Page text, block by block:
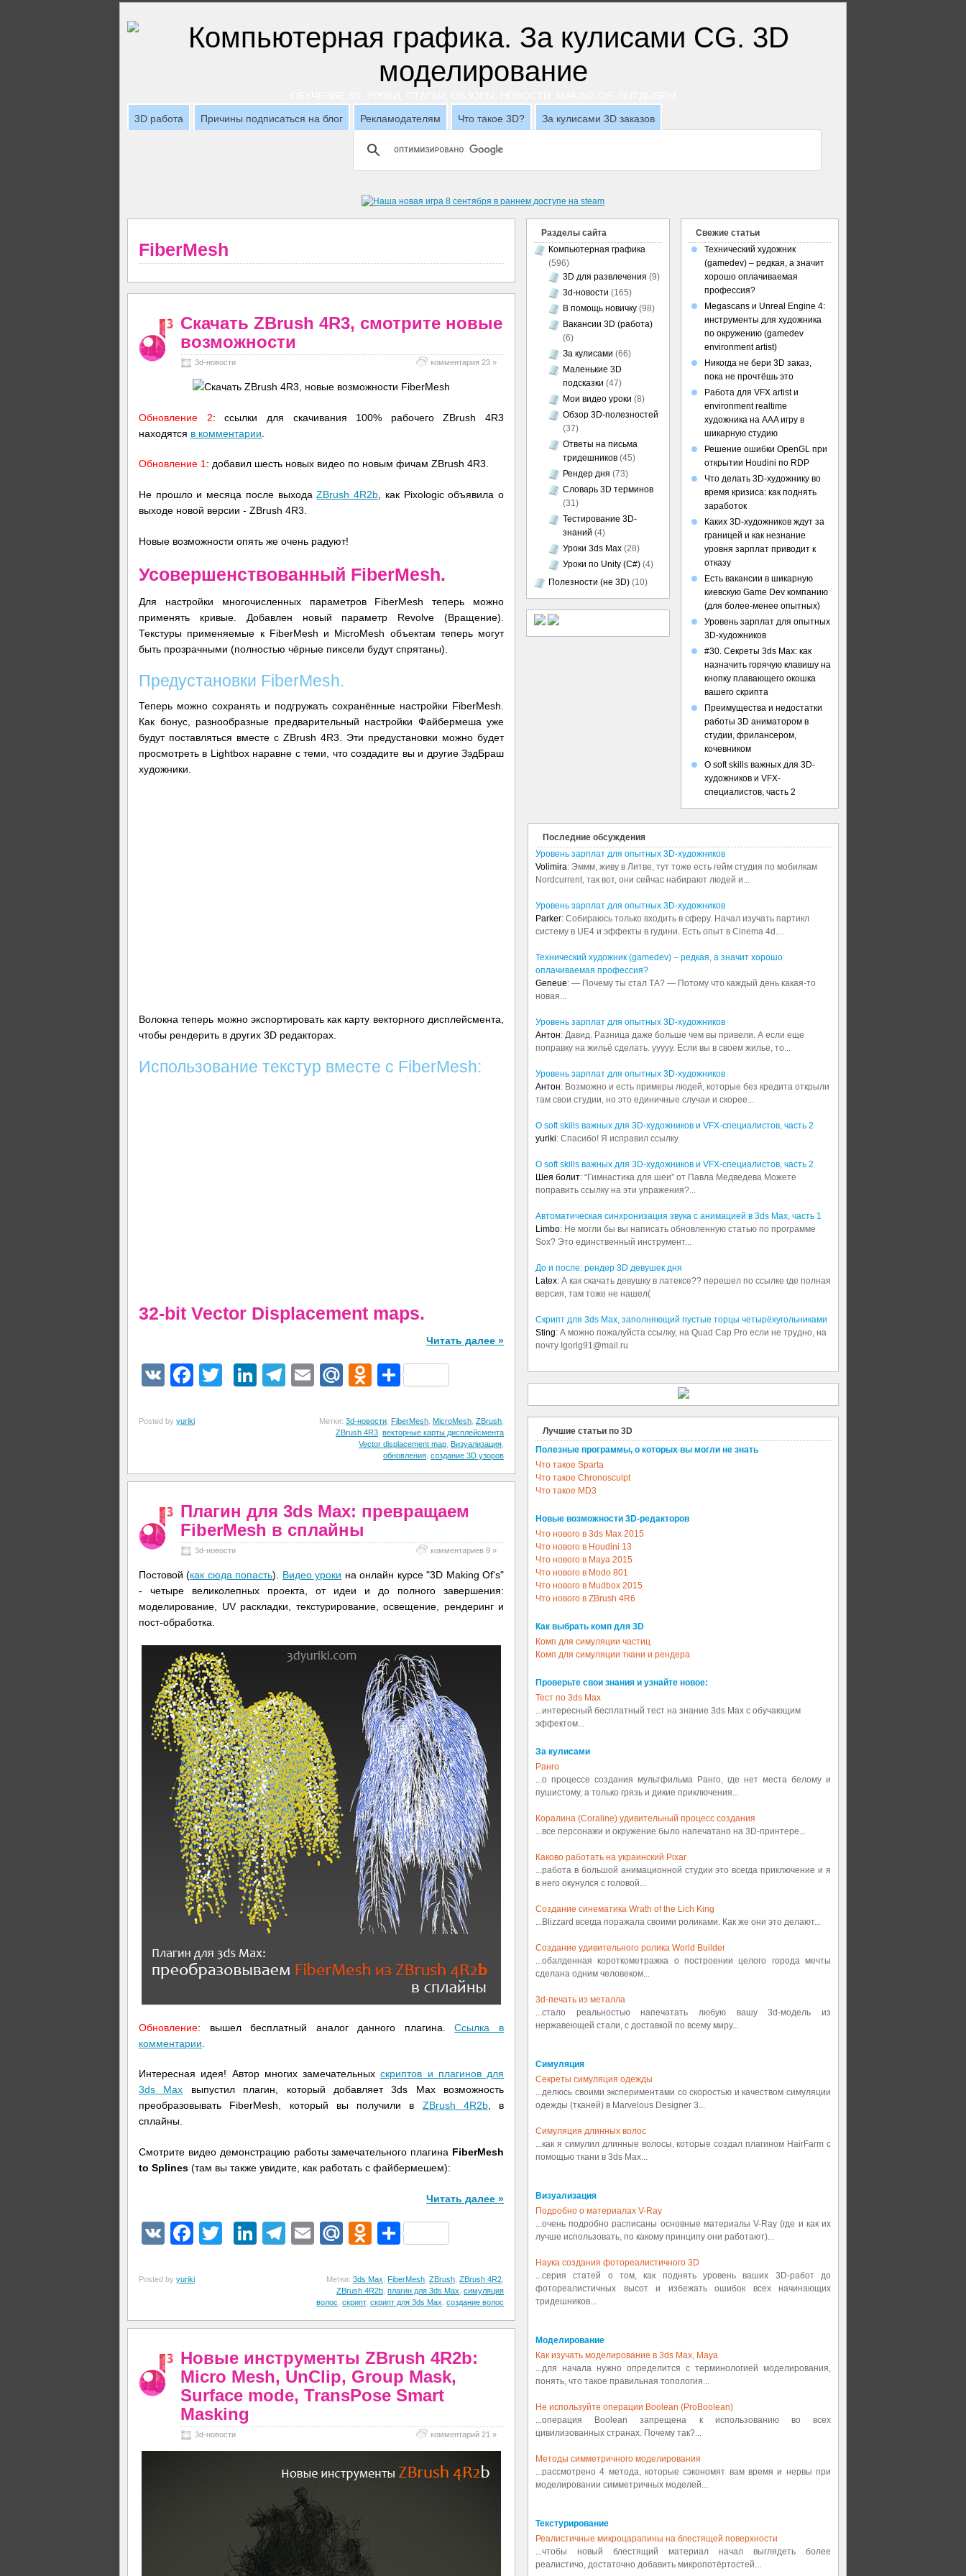
3D работа
Причины подписаться на блог Рекламодателям Что такое 3D? За кулисами 3D заказов
FiberMesh
Скачать ZBrush 4R3, смотрите новые
возможности
3d-новости комментария 23 »
Обновление 2: ссылки для скачивания 100% рабочего ZBrush 4R3
находятся в комментарии
Обновление 1: добавил шесть новых видео по новым фичам ZBrush 4R3.
Не прошло и месяца после выходаZBrush 4R2b, как Pixologic объявила о
выходе новой версии - ZBrush 4R3.
Новые возможности опять же очень радуют!
Усовершенствованный FiberMesh.
Для настройки многочисленных параметров FiberMesh теперь можно
применять кривые. Добавлен новый параметр Revolve (Вращение).
Текстуры применяемые к FiberMesh и MicroMesh объектам теперь могут
быть прозрачными (полностью чёрные пиксели будут спрятаны).
Предустановки FiberMesh.
Теперь можно сохранять и подгружать сохранённые настройки FiberMesh.
Как бонус, разнообразные предварительный настройки Файбермеша уже
будут поставляться вместе с ZBrush 4R3. Эти предустановки можно будет
просмотреть в Lightbox наравне с теми, что создадите вы и другие ЗэдБраш
художники.
Волокна теперь можно экспортировать как карту векторного дисплейсмента,
чтобы рендерить в других 3D редакторах.
Использование текстур вместе с FiberMesh:
32-bit Vector Displacement maps.
Читать далее »
VK Facebook
TwitterLinkedIn
Telegram
EmailMail.RuOdnoklassniki
Отправить
Posted by yuriki Метки: 3d-новости FiberMesh MicroMesh ZBrush
ZBrush 4R3 векторные карты дисплейсмента
Vector displacement map Визуализация
обновления создание 3D узоров
Плагин для 3ds Max: превращаем
FiberMesh в сплайны
3d-новости комментариев 9 »
Постовой (как сюда попасть). Видео уроки на онлайн курсе "3D Making Of's"
- четыре великолепных проекта, от идеи и до полного завершения:
моделирование, UV раскладки, текстурирование, освещение, рендеринг и
пост-обработка.
Обновление: вышел бесплатный аналог данного плагина.Ссылка в
комментарии
Интересная идея! Автор многих замечательныхскриптов и плагинов для
3ds Max выпустил плагин, который добавляет 3ds Max возможность
преобразовывать FiberMesh, который вы получили в ZBrush 4R2b, в
сплайны.
Смотрите видео демонстрацию работы замечательного плагина FiberMesh
to Splines (там вы также увидите, как работать с файбермешем):
Читать далее »
VK Facebook
TwitterLinkedIn
Telegram
EmailMail.RuOdnoklassniki
Отправить
Posted by yuriki Метки: 3ds Max FiberMesh ZBrush ZBrush 4R2
ZBrush 4R2b плагин для 3ds Max симуляция
волос скрипт, скрипт для 3ds Max создание волос
Новые инструменты ZBrush 4R2b:
Micro Mesh, UnClip, Group Mask,
Surface mode, TransPose Smart
Masking
3d-новости комментарий 21 »
Свежие статьи
Технический художник
(gamedev) – редкая, а значит
хорошо оплачиваемая
профессия?
Megascans и Unreal Engine 4:
инструменты для художника
по окружению (gamedev
environment artist)
Никогда не бери 3D заказ,
пока не прочтёшь это
Работа для VFX artist и
environment realtime
художника на AAA игру в
шикарную студию
Решение ошибки OpenGL при
открытии Houdini по RDP
Что делать 3D-художнику во
время кризиса: как поднять
заработок
Каких 3D-художников ждут за
границей и как незнание
уровня зарплат приводит к
отказу
Есть вакансии в шикарную
киевскую Game Dev компанию
(для более-менее опытных)
Уровень зарплат для опытных
3D-художников
#30. Секреты 3ds Max: как
назначить горячую клавишу на
кнопку плавающего окошка
вашего скрипта
Преимущества и недостатки
работы 3D аниматором в
студии, фрилансером,
кочевником
О soft skills важных для 3D-
художников и VFX-
специалистов, часть 2
Разделы сайта
Компьютерная графика
(596)
3D для развлечения (9)
3d-новости (165)
В помощь новичку (98)
Вакансии 3D (работа)
(6)
За кулисами (66)
Маленькие 3D
подсказки (47)
Мои видео уроки (8)
Обзор 3D-полезностей
(37)
Ответы на письма
тридешников (45)
Рендер дня (73)
Словарь 3D терминов
(31)
Тестирование 3D-
знаний (4)
Уроки 3ds Max (28)
Уроки по Unity (C#) (4)
Полезности (не 3D) (10)
Последние обсуждения
Уровень зарплат для опытных 3D-художников
Volimira: Эммм, живу в Литве, тут тоже есть гейм студия по мобилкам
Nordcurrent, так вот, они сейчас набирают людей и...
Уровень зарплат для опытных 3D-художников
Parker: Собираюсь только входить в сферу. Начал изучать партикл
систему в UE4 и эффекты в гудини. Есть опыт в Cinema 4d....
Технический художник (gamedev) – редкая, а значит хорошо
оплачиваемая профессия?
Geneue: — Почему ты стал ТА? — Потому что каждый день какая-то
новая...
Уровень зарплат для опытных 3D-художников
Антон: Давид. Разница даже больше чем вы привели. А если еще
поправку на жильё сделать. ууууу. Если вы в своем жилье, то...
Уровень зарплат для опытных 3D-художников
Антон: Возможно и есть примеры людей, которые без кредита открыли
там свои студии, но это единичные случаи и скорее...
О soft skills важных для 3D-художников и VFX-специалистов, часть 2
yuriki: Спасибо! Я исправил ссылку
О soft skills важных для 3D-художников и VFX-специалистов, часть 2
Шея болит: “Гимнастика для шеи” от Павла Медведева Можете
поправить ссылку на эти упражения?...
Автоматическая синхронизация звука с анимацией в 3ds Max, часть 1
Limbo: Не могли бы вы написать обновленную статью по программе
Sox? Это единственный инструмент...
До и после: рендер 3D девушек дня
Latex: А как скачать девушку в латексе?? перешел по ссылке где полная
версия, там тоже не нашел(
Скрипт для 3ds Max, заполняющий пустые торцы четырёхугольниками
Sting: А можно пожалуйста ссылку, на Quad Cap Pro если не трудно, на
почту Igorlg91@mail.ru
Лучшие статьи по 3D
Полезные программы, о которых вы могли не знать
Что такое Sparta
Что такое Chronosculpt
Что такое MD3
Новые возможности 3D-редакторов
Что нового в 3ds Max 2015
Что нового в Houdini 13
Что нового в Maya 2015
Что нового в Modo 801
Что нового в Mudbox 2015
Что нового в ZBrush 4R6
Как выбрать комп для 3D
Комп для симуляции частиц
Комп для симуляции ткани и рендера
Проверьте свои знания и узнайте новое:
Тест по 3ds Max
...интересный бесплатный тест на знание 3ds Max с обучающим
эффектом...
За кулисами
Ранго
...о процессе создания мультфильма Ранго, где нет места белому и
пушистому, а только грязь и дикие приключения...
Коралина (Coraline) удивительный процесс создания
...все персонажи и окружение было напечатано на 3D-принтере...
Каково работать на украинский Pixar
...работа в большой анимационной студии это всегда приключение и я
в него окунулся с головой...
Создание синематика Wrath of the Lich King
...Blizzard всегда поражала своими роликами. Как же они это делают...
Создание удивительного ролика World Builder
...обалденная короткометражка о построении целого города мечты
сделана одним человеком...
3d-печать из металла
...стало реальностью напечатать любую вашу 3d-модель из
нержавеющей стали, с доставкой по всему миру...
Симуляция
Секреты симуляция одежды
...делюсь своими экспериментами со скоростью и качеством симуляции
одежды (тканей) в Marvelous Designer 3...
Симуляция длинных волос
...как я симулил длинные волосы, которые создал плагином HairFarm с
помощью ткани в 3ds Max...
Визуализация
Подробно о материалах V-Ray
...очень подробно расписаны основные материалы V-Ray (где и как их
лучше использовать, по какому принципу они работают)...
Наука создания фотореалистичного 3D
...серия статей о том, как поднять уровень ваших 3D-работ до
фотореалистичных высот и избежать ошибок всех начинающих
тридешников...
Моделирование
Как изучать моделирование в 3ds Max, Maya
...для начала нужно определится с терминологией моделирования,
понять, что такое правильная топология...
Не используйте операции Boolean (ProBoolean)
...операция Boolean запрещена к использованию во всех
цивилизованных странах. Почему так?...
Методы симметричного моделирования
...рассмотрено 4 метода, которые сэкономят вам время и нервы при
моделировании симметричных моделей...
Текстурирование
Реалистичные микроцарапины на блестящей поверхности
...чтобы новый блестящий материал начал выглядеть более
реалистичо, достаточно добавить микропотёртостей...